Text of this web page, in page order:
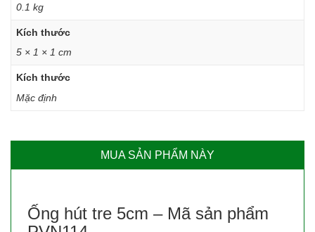
0.1 kg
Kích thước
5 × 1 × 1 cm
Kích thước
Mặc định
MUA SẢN PHẨM NÀY
Ống hút tre 5cm – Mã sản phẩm